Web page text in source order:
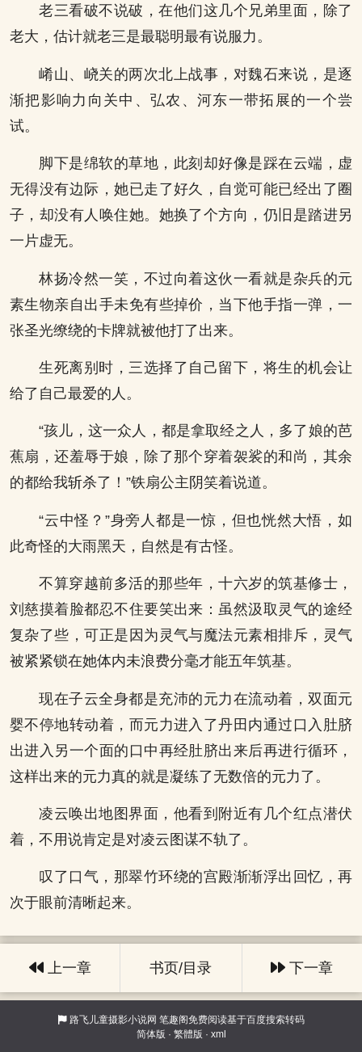
老三看破不说破，在他们这几个兄弟里面，除了
老大，估计就老三是最聪明最有说服力。
崤山、峣关的两次北上战事，对魏石来说，是逐
渐把影响力向关中、弘农、河东一带拓展的一个尝
试。
脚下是绵软的草地，此刻却好像是踩在云端，虚
无得没有边际，她已走了好久，自觉可能已经出了圈
子，却没有人唤住她。她换了个方向，仍旧是踏进另
一片虚无。
林扬冷然一笑，不过向着这伙一看就是杂兵的元
素生物亲自出手未免有些掉价，当下他手指一弹，一
张圣光缭绕的卡牌就被他打了出来。
生死离别时，三选择了自己留下，将生的机会让
给了自己最爱的人。
“孩儿，这一众人，都是拿取经之人，多了娘的芭
蕉扇，还羞辱于娘，除了那个穿着袈裟的和尚，其余
的都给我斩杀了！”铁扇公主阴笑着说道。
“云中怪？”身旁人都是一惊，但也恍然大悟，如
此奇怪的大雨黑天，自然是有古怪。
不算穿越前多活的那些年，十六岁的筑基修士，
刘慈摸着脸都忍不住要笑出来：虽然汲取灵气的途经
复杂了些，可正是因为灵气与魔法元素相排斥，灵气
被紧紧锁在她体内未浪费分毫才能五年筑基。
现在子云全身都是充沛的元力在流动着，双面元
婴不停地转动着，而元力进入了丹田内通过口入肚脐
出进入另一个面的口中再经肚脐出来后再进行循环，
这样出来的元力真的就是凝练了无数倍的元力了。
凌云唤出地图界面，他看到附近有几个红点潜伏
着，不用说肯定是对凌云图谋不轨了。
叹了口气，那翠竹环绕的宫殿渐渐浮出回忆，再
次于眼前清晰起来。
上一章 书页/目录 下一章
路飞儿童摄影小说网 笔趣阁免费阅读基于百度搜索转码
简体版 · 繁體版 · xml